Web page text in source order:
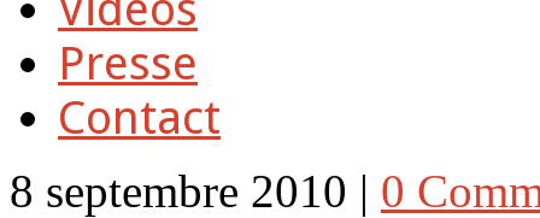
Presse
Contact
8 septembre 2010 | 0